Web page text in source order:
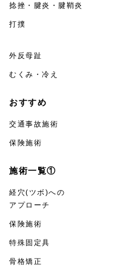
捻挫・腱炎・腱鞘炎
打撲
外反母趾
むくみ・冷え
おすすめ
交通事故施術
保険施術
施術一覧①
経穴(ツボ)への
アプローチ
保険施術
特殊固定具
骨格矯正